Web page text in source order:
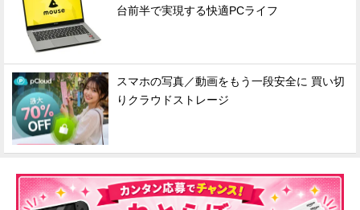
台前半で実現する快適PCライフ
スマホの写真／動画をもう一段安全に 買い切
りクラウドストレージ